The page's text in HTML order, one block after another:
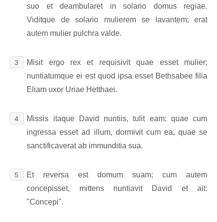
suo et deambularet in solario domus regiae.
Viditque de solario mulierem se lavantem; erat
autem mulier pulchra valde.
3
Misit ergo rex et requisivit quae esset mulier;
nuntiatumque ei est quod ipsa esset Bethsabee filia
Eliam uxor Uriae Hetthaei.
4
Missis itaque David nuntiis, tulit eam; quae cum
ingressa esset ad illum, dormivit cum ea, quae se
sanctificaverat ab immunditia sua.
5
Et reversa est domum suam; cum autem
concepisset, mittens nuntiavit David et ait:
"Concepi".